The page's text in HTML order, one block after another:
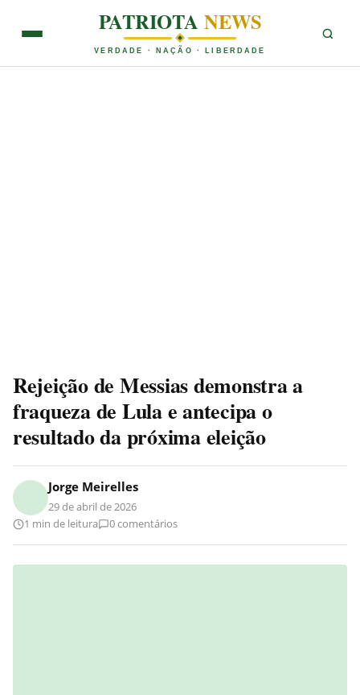
PATRIOTANEWS
VERDADE · NAÇÃO · LIBERDADE
Rejeição de Messias demonstra a
fraqueza de Lula e antecipa o
resultado da próxima eleição
Jorge Meirelles
29 de abril de 2026
1 min de leitura
0 comentários